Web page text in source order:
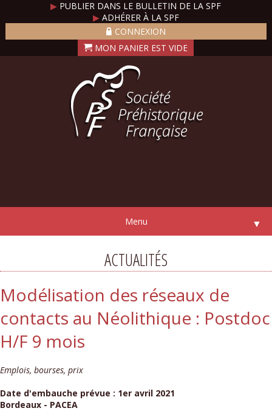
▶ PUBLIER DANS LE BULLETIN DE LA SPF
▶ADHÉRER À LA SPF
CONNEXION
Menu ▼
ACTUALITÉS
Modélisation des réseaux de
contacts au Néolithique : Postdoc
H/F 9 mois
Emplois, bourses, prix
Date d'embauche prévue : 1er avril 2021
Bordeaux - PACEA